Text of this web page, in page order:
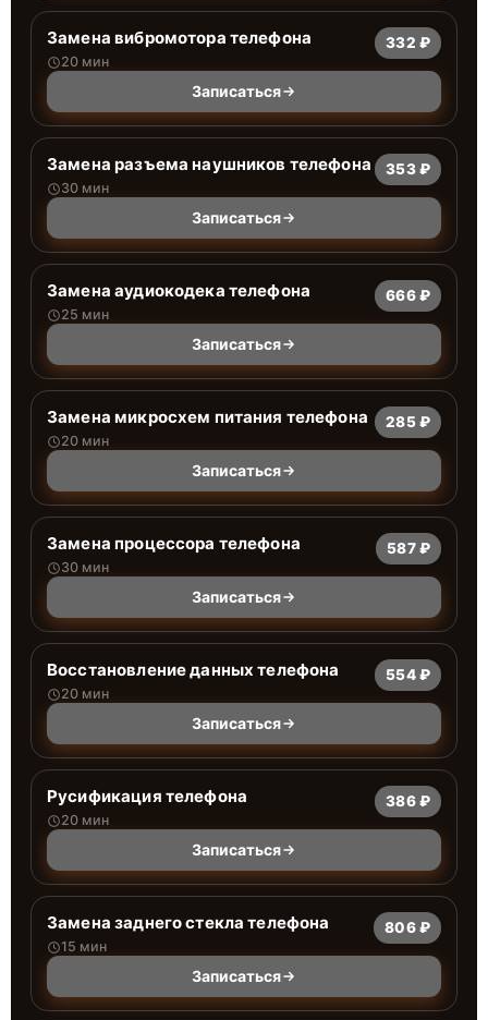
Замена вибромотора телефона
20 мин
332 ₽
Записаться
Замена разъема наушников телефона
30 мин
353 ₽
Записаться
Замена аудиокодека телефона
25 мин
666 ₽
Записаться
Замена микросхем питания телефона
20 мин
285 ₽
Записаться
Замена процессора телефона
30 мин
587 ₽
Записаться
Восстановление данных телефона
20 мин
554 ₽
Записаться
Русификация телефона
20 мин
386 ₽
Записаться
Замена заднего стекла телефона
15 мин
806 ₽
Записаться